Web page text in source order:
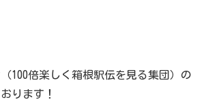
100倍楽しく箱根駅伝を見る集団）の
ります！